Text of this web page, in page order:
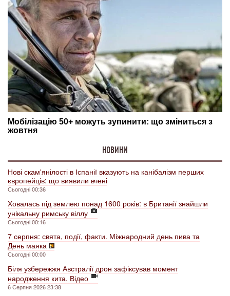
НОВИНИ
Нові скам'янілості в Іспанії вказують на канібалізм перших
європейців: що виявили вчені
Сьогодні 00:36
Ховалась під землею понад 1600 років: в Британії знайшли
унікальну римську віллу
Сьогодні 00:16
7 серпня: свята, події, факти. Міжнародний день пива та
День маяка
Сьогодні 00:00
Біля узбережжя Австралії дрон зафіксував момент
народження кита. Відео
6 Серпня 2026 23:38